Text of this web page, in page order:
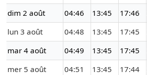
dim 2 août
04:46 13:45 17:46
lun 3 août
04:48 13:45 17:45
mar 4 août
04:49 13:45 17:45
mer 5 août
04:51 13:45 17:44